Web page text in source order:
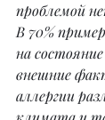
проблемой
В 70%
на
внешние
аллергии